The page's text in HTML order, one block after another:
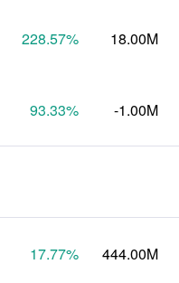
228.57% 18.00M
93.33% -1.00M
17.77% 444.00M